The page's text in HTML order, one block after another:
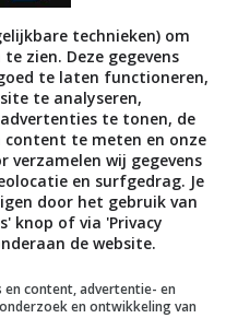
technieken) om
zien. Deze gegevens
te laten functioneren,
te analyseren,
te tonen, de
te meten en onze
verzamelen wij gegevens
en surfgedrag. Je
door het gebruik van
knop of via 'Privacy
de website.
content, advertentie- en
en ontwikkeling van